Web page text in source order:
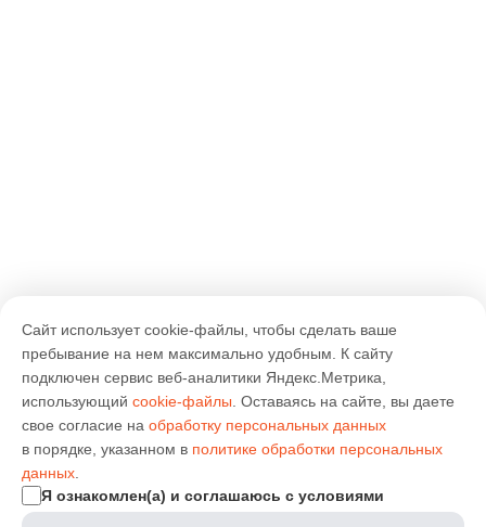
Сайт использует cookie-файлы, чтобы сделать ваше
пребывание на нем максимально удобным. К cайту
подключен сервис веб-аналитики Яндекс.Метрика,
использующий cookie-файлы . Оставаясь на сайте, вы даете
свое согласие на обработку персональных данных
в порядке, указанном в политике обработки персональных
данных
Я ознакомлен(а) и соглашаюсь с условиями